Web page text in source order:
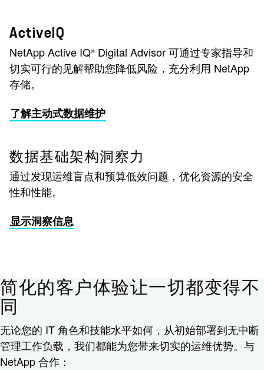
ActiveIQ
NetApp Active IQ® Digital Advisor 可通过专家指导和
切实可行的见解帮助您降低风险 ， 充分利用 NetApp
存储。
了解主动式数据维护
数据基础架构洞察力
通过发现运维盲点和预算低效问题，优化资源的安全
性和性能。
显示洞察信息
简化的客户体验让一切都变得不
同
无论您的 IT 角色和技能水平如何，从初始部署到无中断
管理工作负载，我们都能为您带来切实的运维优势。与
NetApp 合作：